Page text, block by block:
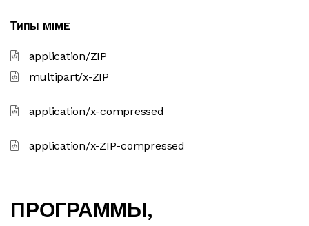
Типы MIME
application/ZIP
multipart/x-ZIP
application/x-compressed
application/x-ZIP-compressed
ПРОГРАММЫ,